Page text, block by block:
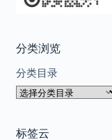
分类浏览
分类目录
标签云